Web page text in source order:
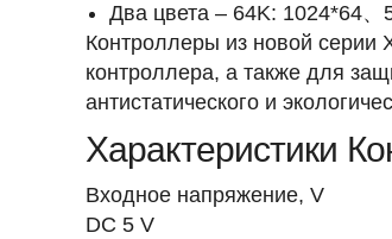
Два цвета – 64K: 1024*64
Контроллеры из новой серии
контроллера, а также для
антистатического и
Характеристики
Входное напряжение, V
DC 5 V